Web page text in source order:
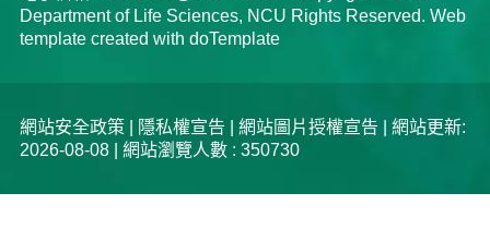
Department of Life Sciences, NCU Rights Reserved. Web
template created with doTemplate
網站安全政策 隱私權宣告 網站圖片授權宣告 | 網站更新:
2026-08-08 | 網站瀏覽人數 : 350730